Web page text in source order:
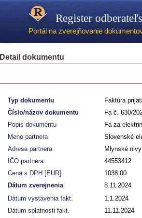
Register
Portál na zverejňovanie
Detail dokumentu
Typ dokumentu
Faktúra
Číslo/názov dokumentu
Fa č. 630/
Popis dokumentu
Fa za
Meno partnera
Slovenské
Adresa partnera
Mlynské
IČO partnera
44553412
Cena s DPH [EUR]
1038.00
Dátum zverejnenia
8.11.2024
Dátum vystavenia fakt.
1.1.2024
Dátum splatnosti fakt.
11.11.2024